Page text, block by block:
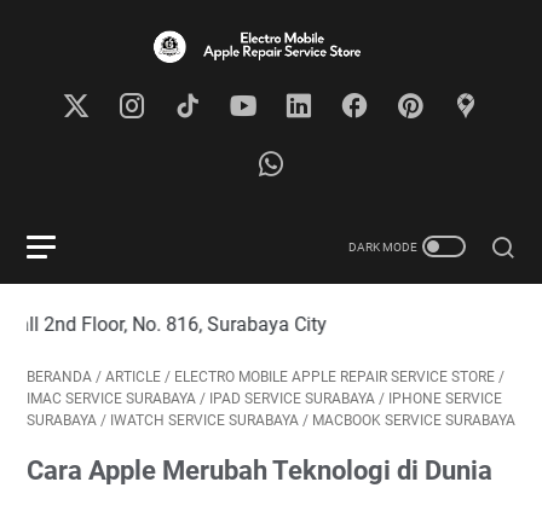
No. 816, Surabaya City
BERANDA / ARTICLE / ELECTRO MOBILE APPLE REPAIR SERVICE STORE /
IMAC SERVICE SURABAYA / IPAD SERVICE SURABAYA / IPHONE SERVICE
SURABAYA / IWATCH SERVICE SURABAYA / MACBOOK SERVICE SURABAYA
Cara Apple Merubah Teknologi di Dunia